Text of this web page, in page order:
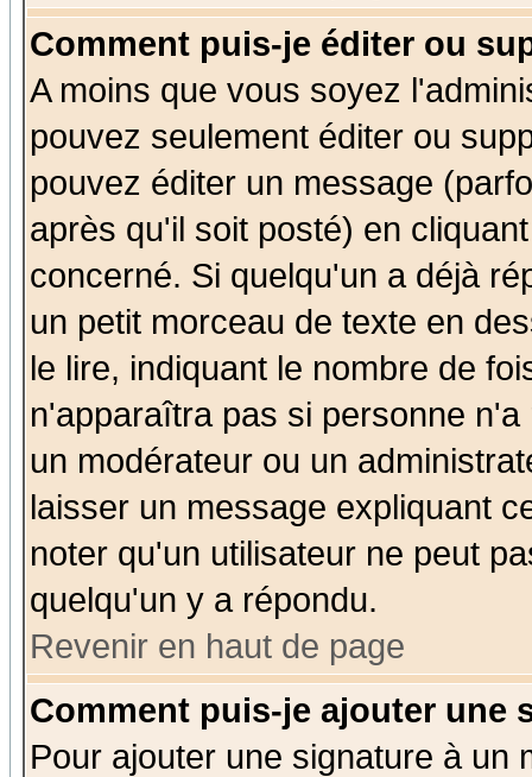
Comment puis-je éditer ou
A moins que vous soyez
pouvez seulement éditer ou
pouvez éditer un message
après qu'il soit posté) en
concerné. Si quelqu'un a déjà
un petit morceau de texte en
le lire, indiquant le nombre de
n'apparaîtra pas si personne
un modérateur ou un
laisser un message expliquant
noter qu'un utilisateur ne peut
quelqu'un y a répondu.
Revenir en haut de page
Comment puis-je ajouter une
Pour ajouter une signature à un